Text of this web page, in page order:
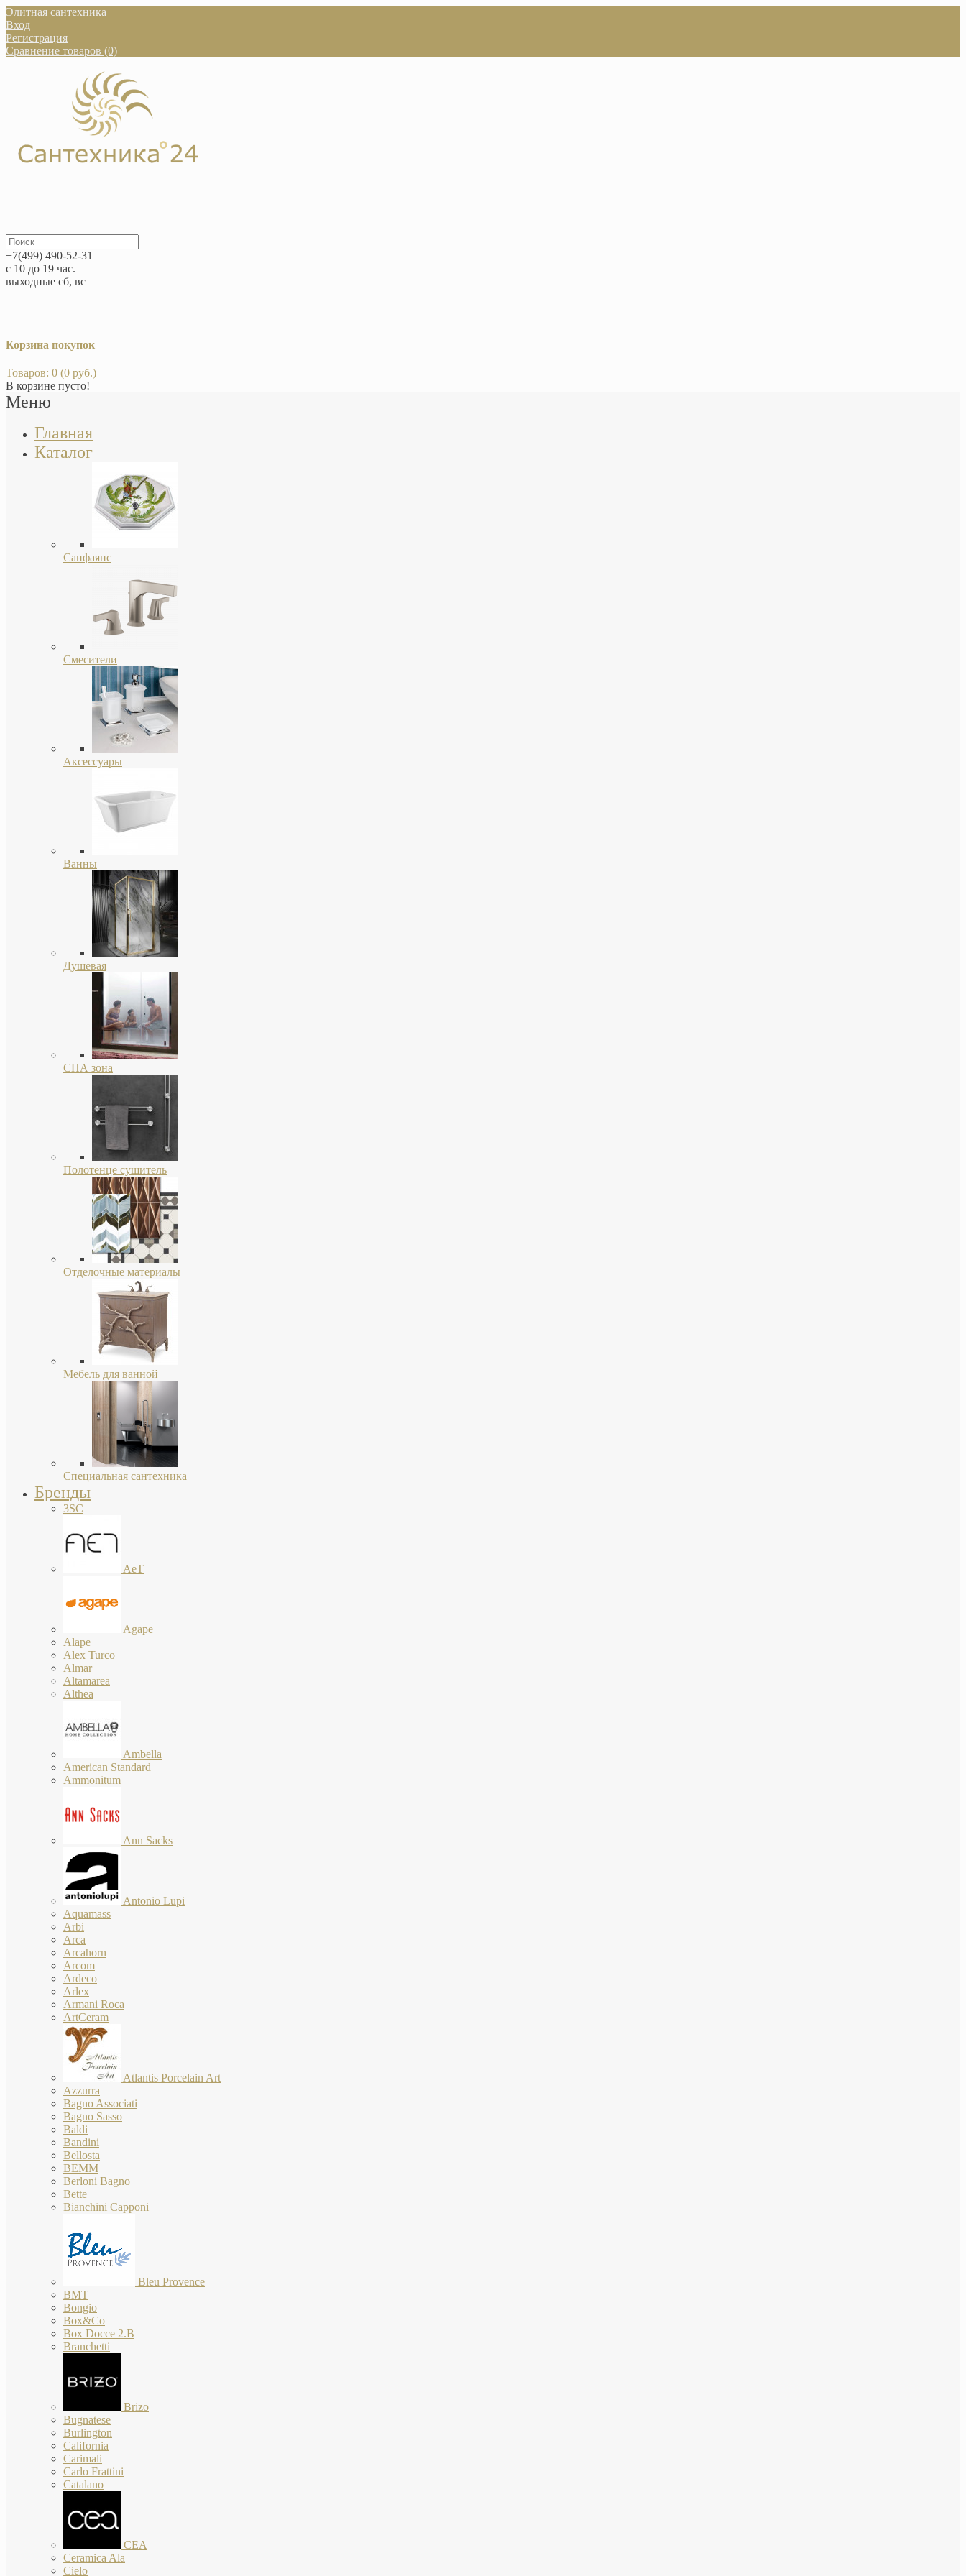
Элитная сантехника
Вход |
Регистрация
Сравнение товаров (0)
+7(499) 490-52-31
с 10 до 19 час.
выходные сб, вс
Корзина покупок
Товаров: 0 (0 руб.)
В корзине пусто!
Меню
Главная
Каталог
Санфаянс
Смесители
Аксессуары
Ванны
Душевая
СПА зона
Полотенце сушитель
Отделочные материалы
Мебель для ванной
Специальная сантехника
Бренды
3SC
AeT
Agape
Alape
Alex Turco
Almar
Altamarea
Althea
Ambella
American Standard
Ammonitum
Ann Sacks
Antonio Lupi
Aquamass
Arbi
Arca
Arcahorn
Arcom
Ardeco
Arlex
Armani Roca
ArtCeram
Atlantis Porcelain Art
Azzurra
Bagno Associati
Bagno Sasso
Baldi
Bandini
Bellosta
BEMM
Berloni Bagno
Bette
Bianchini Capponi
Bleu Provence
BMT
Bongio
Box&Co
Box Docce 2.B
Branchetti
Brizo
Bugnatese
Burlington
California
Carimali
Carlo Frattini
Catalano
CEA
Ceramica Ala
Cielo